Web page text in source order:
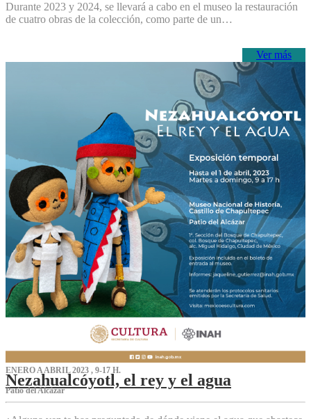
Durante 2023 y 2024, se llevará a cabo en el museo la restauración
de cuatro obras de la colección, como parte de un…
Ver más
ENERO A ABRIL 2023 , 9-17 H.
Nezahualcóyotl, el rey y el agua
Patio del Alcázar